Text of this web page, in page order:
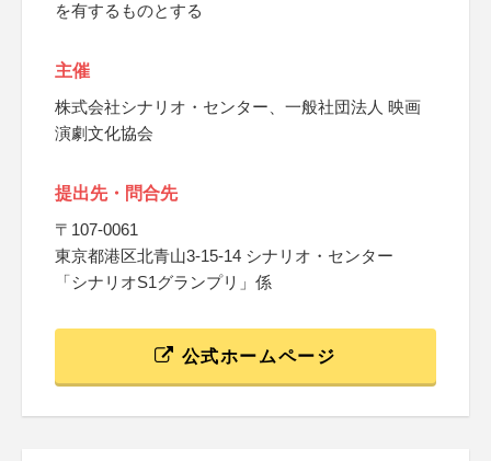
を有するものとする
主催
株式会社シナリオ・センター、一般社団法人 映画
演劇文化協会
提出先・問合先
〒107-0061
東京都港区北青山3-15-14 シナリオ・センター
「シナリオS1グランプリ」係
公式ホームページ